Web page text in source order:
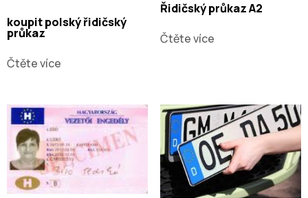
koupit polský řidičský
průkaz
Čtěte více
Řidičský průkaz A2
Čtěte více